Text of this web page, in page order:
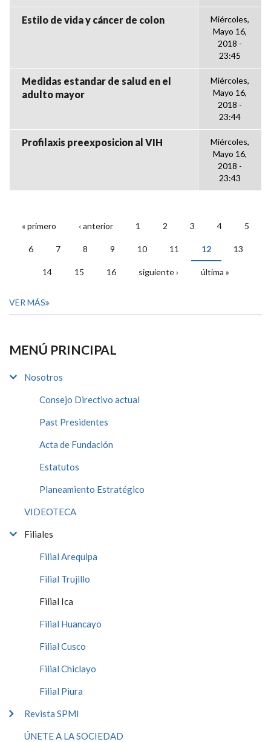
Estilo de vida y cáncer de colon
Miércoles,
Mayo 16,
2018 -
23:45
Medidas estandar de salud en el
adulto mayor
Miércoles,
Mayo 16,
2018 -
23:44
Profilaxis preexposicion al VIH
Miércoles,
Mayo 16,
2018 -
23:43
PÁGINAS
« primero ‹ anterior 1 2 3 4 5
6 7 8 9 10 11 12 13
14 15 16 siguiente › última »
VER MÁS
MENÚ PRINCIPAL
Nosotros
Consejo Directivo actual
Past Presidentes
Acta de Fundación
Estatutos
Planeamiento Estratégico
VIDEOTECA
Filiales
Filial Arequipa
Filial Trujillo
Filial Ica
Filial Huancayo
Filial Cusco
Filial Chiclayo
Filial Piura
Revista SPMI
ÚNETE A LA SOCIEDAD